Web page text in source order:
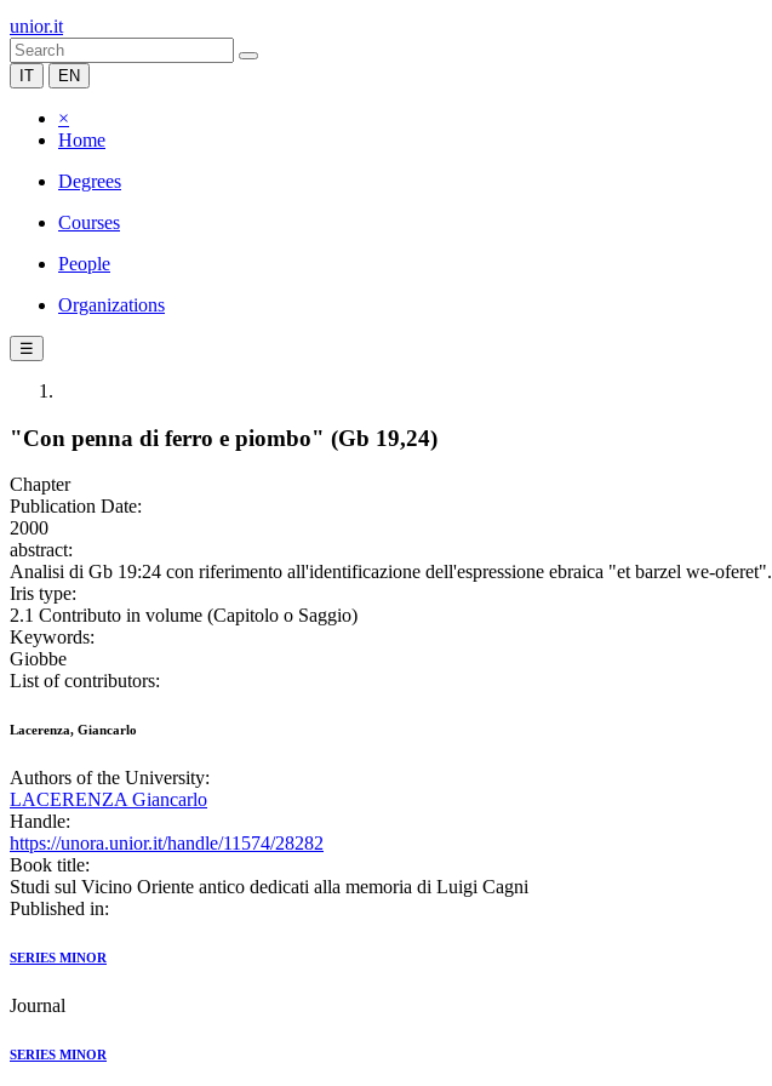
unior.it
IT EN
×
Home
Degrees
Courses
People
Organizations
☰
"Con penna di ferro e piombo" (Gb 19,24)
Chapter
Publication Date:
2000
abstract:
Analisi di Gb 19:24 con riferimento all'identificazione dell'espressione ebraica "et barzel we-oferet".
Iris type:
2.1 Contributo in volume (Capitolo o Saggio)
Keywords:
Giobbe
List of contributors:
Lacerenza, Giancarlo
Authors of the University:
LACERENZA Giancarlo
Handle:
https://unora.unior.it/handle/11574/28282
Book title:
Studi sul Vicino Oriente antico dedicati alla memoria di Luigi Cagni
Published in:
SERIES MINOR
Journal
SERIES MINOR